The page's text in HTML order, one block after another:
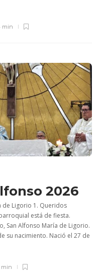
min
2026
de Ligorio 1. Queridos
está de fiesta.
San Alfonso María de Ligorio.
su nacimiento. Nació el 27 de
min